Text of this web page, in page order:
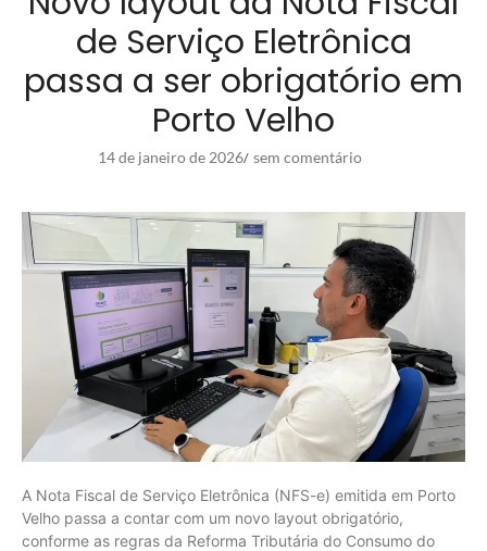
de Serviço Eletrônica
passa a ser obrigatório em
Porto Velho
14 de janeiro de 2026/ sem comentário
A Nota Fiscal de Serviço Eletrônica (NFS-e) emitida em Porto
Velho passa a contar com um novo layout obrigatório,
conforme as regras da Reforma Tributária do Consumo do